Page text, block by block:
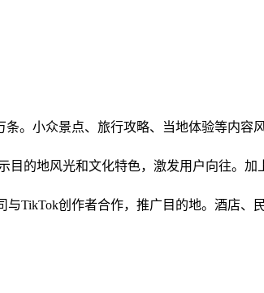
。小众景点、旅行攻略、当地体验等内容
的地风光和文化特色，激发用户向往。
TikTok创作者合作，推广目的地。酒店、